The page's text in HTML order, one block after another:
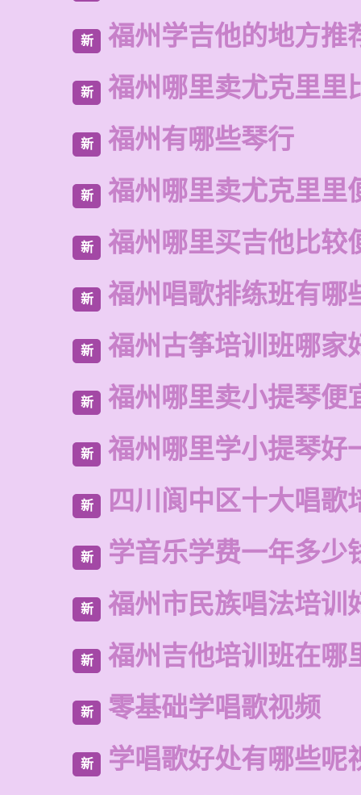
新 福州学吉他的地方推
新 福州哪里卖尤克里里
新 福州有哪些琴行
新 福州哪里卖尤克里里
新 福州哪里买吉他比较
新 福州唱歌排练班有哪
新 福州古筝培训班哪家
新 福州哪里卖小提琴便
新 福州哪里学小提琴好
新 四川阆中区十大唱歌
新 学音乐学费一年多少
新 福州市民族唱法培训
新 福州吉他培训班在哪
新 零基础学唱歌视频
新 学唱歌好处有哪些呢